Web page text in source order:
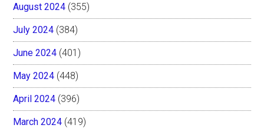
August 2024 (355)
July 2024 (384)
June 2024 (401)
May 2024 (448)
April 2024 (396)
March 2024 (419)